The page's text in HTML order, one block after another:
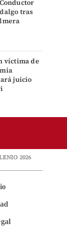
tras
víctima de
juicio
2026